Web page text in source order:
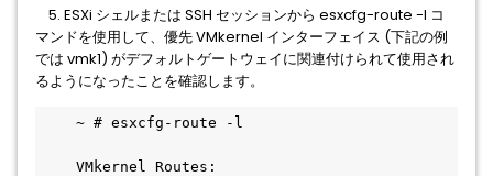
5. ESXi シェルまたは SSH セッションから esxcfg-route -l コ
マンドを使用して、優先 VMkernel インターフェイス (下記の例
では vmk1) がデフォルトゲートウェイに関連付けられて使用され
るようになったことを確認します。
    ~ # esxcfg-route -l
    VMkernel Routes: